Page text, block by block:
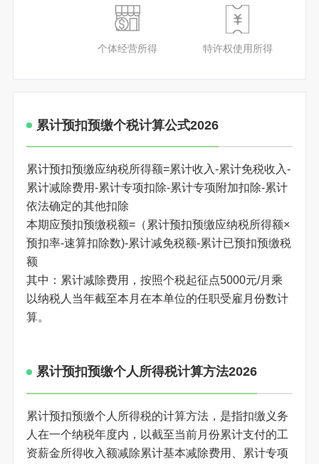
个体经营所得 特许权使用所得
累计预扣预缴个税计算公式2026
累计预扣预缴应纳税所得额=累计收入-累计免税收入-
累计减除费用-累计专项扣除-累计专项附加扣除-累计
依法确定的其他扣除
本期应预扣预缴税额=（累计预扣预缴应纳税所得额×
预扣率-速算扣除数)-累计减免税额-累计已预扣预缴税
额
其中：累计减除费用，按照个税起征点5000元/月乘
以纳税人当年截至本月在本单位的任职受雇月份数计
算。
累计预扣预缴个人所得税计算方法2026
累计预扣预缴个人所得税的计算方法，是指扣缴义务
人在一个纳税年度内，以截至当前月份累计支付的工
资薪金所得收入额减除累计基本减除费用、累计专项